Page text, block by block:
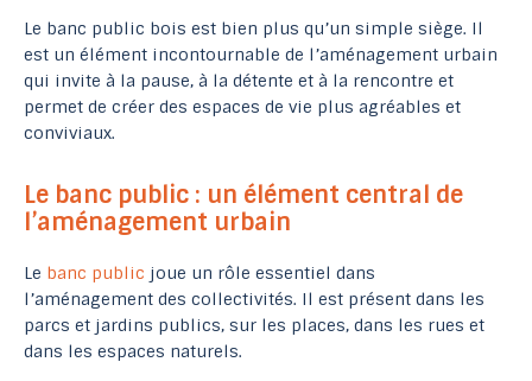
Le banc public bois est bien plus qu’un simple siège. Il
est un élément incontournable de l’aménagement urbain
qui invite à la pause, à la détente et à la rencontre et
permet de créer des espaces de vie plus agréables et
conviviaux.
Le banc public : un élément central de
l’aménagement urbain
Le banc public joue un rôle essentiel dans
l’aménagement des collectivités. Il est présent dans les
parcs et jardins publics, sur les places, dans les rues et
dans les espaces naturels.